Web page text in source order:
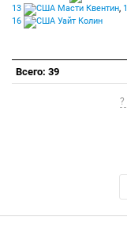
13
Масти Квентин,
16
Уайт Колин
Всего: 39
?